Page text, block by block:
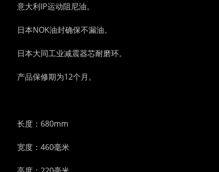
意大利IP运动阻尼油。
日本NOK油封确保不漏油。
日本大同工业减震器芯耐磨环。
产品保修期为12个月。
长度：680mm
宽度：460毫米